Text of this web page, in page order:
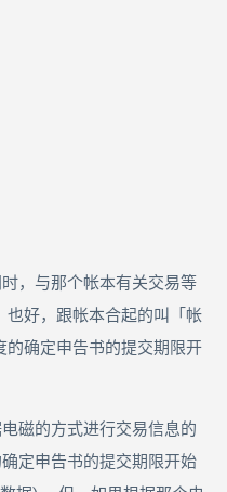
，与那个帐本有关交易等
也好，跟帐本合起的叫「帐
的确定申告书的提交期限开
磁的方式进行交易信息的
定申告书的提交期限开始